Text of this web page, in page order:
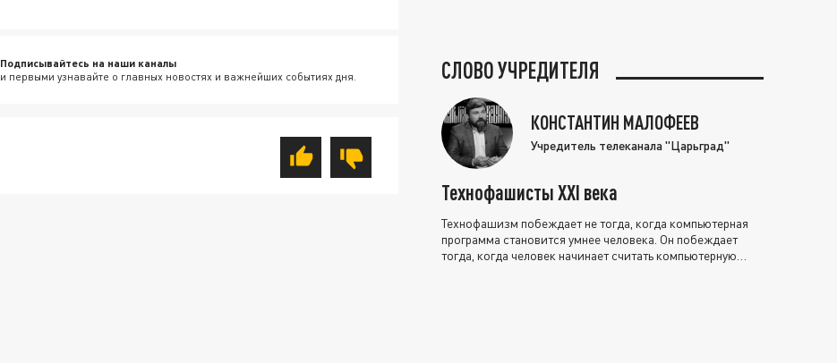
Подписывайтесь на наши каналы
и первыми узнавайте о главных новостях и важнейших событиях дня. СЛОВО УЧРЕДИТЕЛЯ
КОНСТАНТИН МАЛОФЕЕВ
Учредитель телеканала "Царьград"
Технофашисты XXI века
Технофашизм побеждает не тогда, когда компьютерная
программа становится умнее человека. Он побеждает
тогда, когда человек начинает считать компьютерную